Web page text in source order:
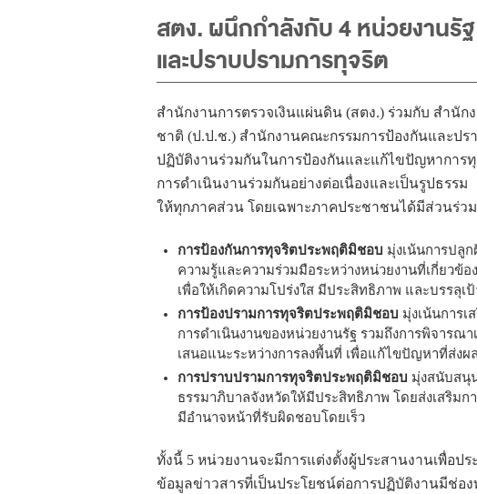
สตง. ผนึกกำลังกับ 4 หน่วยงานรั
และปราบปรามการทุจริต
สำนักงานการตรวจเงินแผ่นดิน (สตง.) ร่วมกับ สำนั
ชาติ (ป.ป.ช.) สำนักงานคณะกรรมการป้องกันและป
ปฏิบัติงานร่วมกันในการป้องกันและแก้ไขปัญหาการ
การดำเนินงานร่วมกันอย่างต่อเนื่องและเป็นรูปธรร
ให้ทุกภาคส่วน โดยเฉพาะภาคประชาชนได้มีส่วนร่ว
การป้องกันการทุจริตประพฤติมิชอบ มุ่งเน้นการปลู
ความรู้และความร่วมมือระหว่างหน่วยงานที่เกี่ยวข้
เพื่อให้เกิดความโปร่งใส มีประสิทธิภาพ และบรรลุ
การป้องปรามการทุจริตประพฤติมิชอบ มุ่งเน้นการ
การดำเนินงานของหน่วยงานรัฐ รวมถึงการพิจารณ
เสนอแนะระหว่างการลงพื้นที่ เพื่อแก้ไขปัญหาที่ส่ง
การปราบปรามการทุจริตประพฤติมิชอบ มุ่งสนับสนุ
ธรรมาภิบาลจังหวัดให้มีประสิทธิภาพ โดยส่งเสริมก
มีอำนาจหน้าที่รับผิดชอบโดยเร็ว
ทั้งนี้ 5 หน่วยงานจะมีการแต่งตั้งผู้ประสานงานเพื่อป
ข้อมูลข่าวสารที่เป็นประโยชน์ต่อการปฏิบัติงานมีช่อ